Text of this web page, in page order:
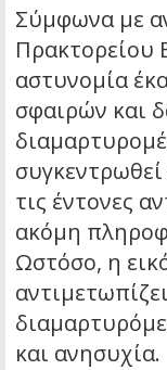
Σύμφωνα με
Πρακτορείου
αστυνομία
σφαιρών και
τις έντονες
ακόμη
Ωστόσο, η
και ανησυχία.